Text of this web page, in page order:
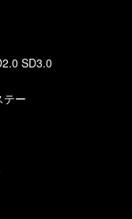
SD3.0
テー